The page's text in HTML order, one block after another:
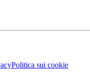
Politica sui cookie